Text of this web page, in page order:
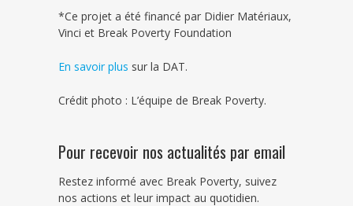
*Ce projet a été financé par Didier Matériaux,
Vinci et Break Poverty Foundation
En savoir plus sur la DAT.
Crédit photo : L’équipe de Break Poverty.
Pour recevoir nos actualités par email
Restez informé avec Break Poverty, suivez
nos actions et leur impact au quotidien.